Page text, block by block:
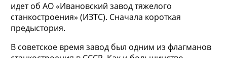
идет об АО «Ивановский завод тяжелого
станкостроения» (ИЗТС). Сначала короткая
предыстория.
В советское время завод был одним из флагманов